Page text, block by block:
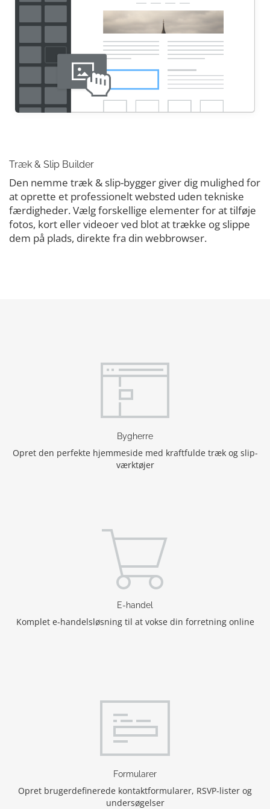
Træk & Slip Builder
Den nemme træk & slip-bygger giver dig mulighed for
at oprette et professionelt websted uden tekniske
færdigheder. Vælg forskellige elementer for at tilføje
fotos, kort eller videoer ved blot at trække og slippe
dem på plads, direkte fra din webbrowser.
Bygherre
Opret den perfekte hjemmeside med kraftfulde træk og slip-
værktøjer
E-handel
Komplet e-handelsløsning til at vokse din forretning online
Formularer
Opret brugerdefinerede kontaktformularer, RSVP-lister og
undersøgelser